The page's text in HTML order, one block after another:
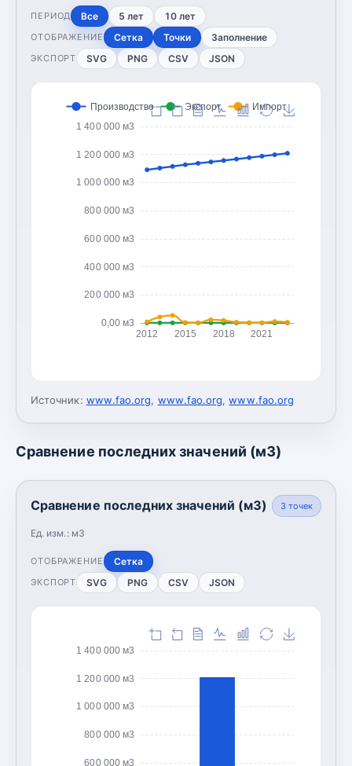
ПЕРИОД Все 5 лет 10 лет
ОТОБРАЖЕНИЕ Сетка Точки Заполнение
ЭКСПОРТ SVG PNG CSV JSON
0,00 м3
200 000 м3
400 000 м3
600 000 м3
800 000 м3
1 000 000 м3
1 200 000 м3
1 400 000 м3
2012 2015 2018 2021
Производство Экспорт Импорт
Источник: www.fao.org, www.fao.org,www.fao.org
Сравнение последних значений (м3)
Сравнение последних значений (м3)
Ед. изм.: м3
3точек
ОТОБРАЖЕНИЕ Сетка
ЭКСПОРТ SVG PNG CSV JSON
600 000 м3
800 000 м3
1 000 000 м3
1 200 000 м3
1 400 000 м3